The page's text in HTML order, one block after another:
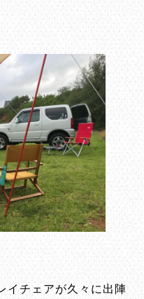
イチェアが久々に出陣